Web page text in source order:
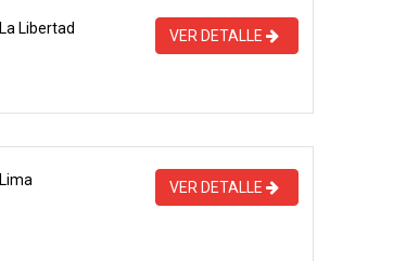
La Libertad VER DETALLE
Lima VER DETALLE